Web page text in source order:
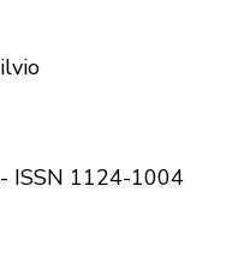
ISSN 1124-1004